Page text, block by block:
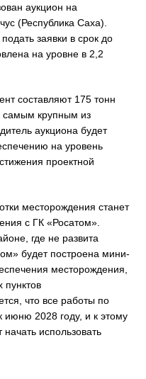
аукцион на
(Республика Саха).
заявки в срок до
на уровне в 2,2
составляют 175 тонн
самым крупным из
аукциона будет
на уровень
проектной
месторождения станет
с ГК «Росатом».
где не развита
будет построена мини-
месторождения,
что все работы по
2028 году, и к этому
использовать